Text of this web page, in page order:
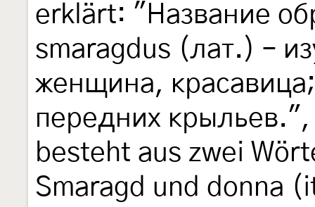
erklärt: "Название
smaragdus (лат.) –
женщина,
передних
besteht aus zwei
Smaragd und donna